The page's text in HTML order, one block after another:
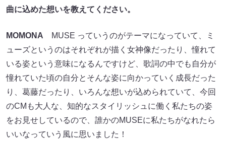
曲に込めた想いを教えてください。
MOMONA MUSE っていうのがテーマになっていて、ミ
ューズというのはそれぞれが描く女神像だったり、憧れて
いる姿という意味になるんですけど、歌詞の中でも自分が
憧れていた頃の自分とそんな姿に向かっていく成長だった
り、葛藤だったり、いろんな想いが込められていて、今回
のCMも大人な、知的なスタイリッシュに働く私たちの姿
をお見せしているので、誰かのMUSEに私たちがなれたら
いいなっていう風に思いました！